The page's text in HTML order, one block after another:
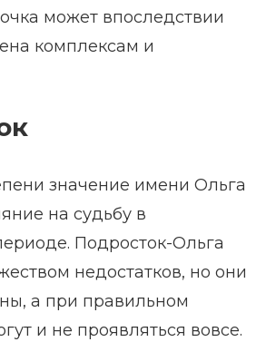
может впоследствии
комплексам и
значение имени Ольга
на судьбу в
Подросток-Ольга
недостатков, но они
а при правильном
и не проявляться вовсе.